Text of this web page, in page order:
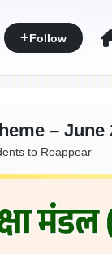
Follow
– June
to Reappear